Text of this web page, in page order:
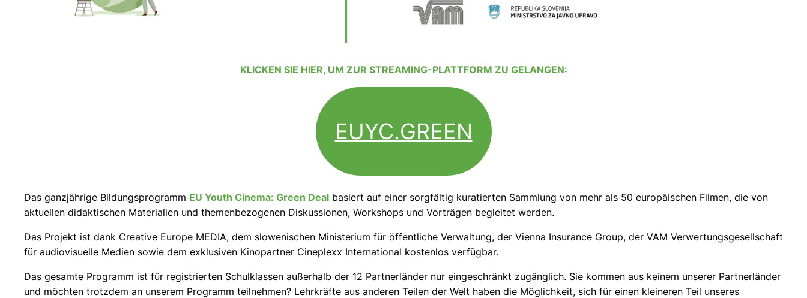
KLICKEN SIE HIER, UM ZUR STREAMING-PLATTFORM ZU GELANGEN:
EUYC.GREEN
Das ganzjährige Bildungsprogramm EU Youth Cinema: Green Deal basiert auf einer sorgfältig kuratierten Sammlung von mehr als 50 europäischen Filmen, die von
aktuellen didaktischen Materialien und themenbezogenen Diskussionen, Workshops und Vorträgen begleitet werden.
Das Projekt ist dank Creative Europe MEDIA, dem slowenischen Ministerium für öffentliche Verwaltung, der Vienna Insurance Group, der VAM Verwertungsgesellschaft
für audiovisuelle Medien sowie dem exklusiven Kinopartner Cineplexx International kostenlos verfügbar.
Das gesamte Programm ist für registrierten Schulklassen außerhalb der 12 Partnerländer nur eingeschränkt zugänglich. Sie kommen aus keinem unserer Partnerländer
und möchten trotzdem an unserem Programm teilnehmen? Lehrkräfte aus anderen Teilen der Welt haben die Möglichkeit, sich für einen kleineren Teil unseres